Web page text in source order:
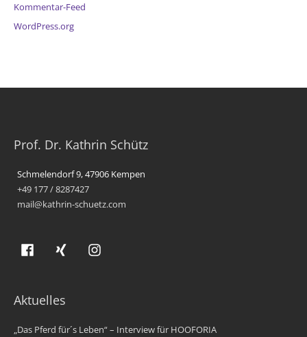
Kommentar-Feed
WordPress.org
Prof. Dr. Kathrin Schütz
Schmelendorf 9, 47906 Kempen
+49 177 / 8287427
mail@kathrin-schuetz.com
Aktuelles
„Das Pferd für´s Leben“ – Interview für HOOFORIA